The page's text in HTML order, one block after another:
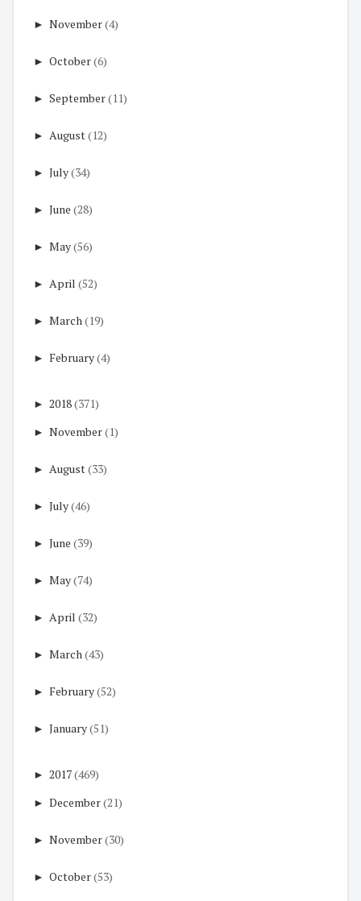
► November(4)
► October(6)
► September(11)
► August(12)
► July(34)
► June (28)
► May(56)
► April (52)
► March(19)
► February(4)
► 2018(371)
► November(1)
► August(33)
► July(46)
► June (39)
► May(74)
► April (32)
► March(43)
► February(52)
► January(51)
► 2017(469)
► December(21)
► November(30)
► October(53)